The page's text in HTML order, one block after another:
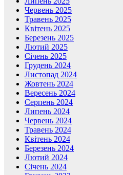
Червень 2025
Травень 2025
Квітень 2025
Березень 2025
Лютий 2025
Січень 2025
Грудень 2024
Листопад 2024
Жовтень 2024
Вересень 2024
Серпень 2024
Липень 2024
Червень 2024
Травень 2024
Квітень 2024
Березень 2024
Лютий 2024
Січень 2024